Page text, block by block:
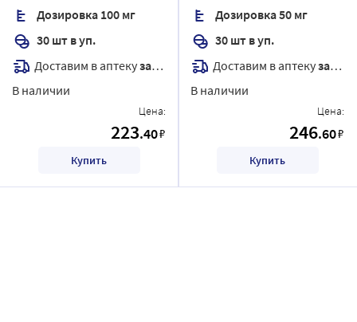
Дозировка 100 мг
30 шт в уп.
Доставим в аптекузавтра
В наличии
Цена:
223.40₽
Купить
Дозировка 50 мг
30 шт в уп.
Доставим в аптекузавтра
В наличии
Цена:
246.60₽
Купить